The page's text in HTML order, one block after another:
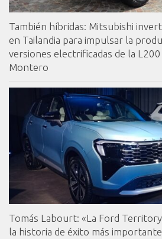
También híbridas: Mitsubishi
en Tailandia para impulsar la
versiones electrificadas de la L200
Montero
Tomás Labourt: «La Ford
la historia de éxito más